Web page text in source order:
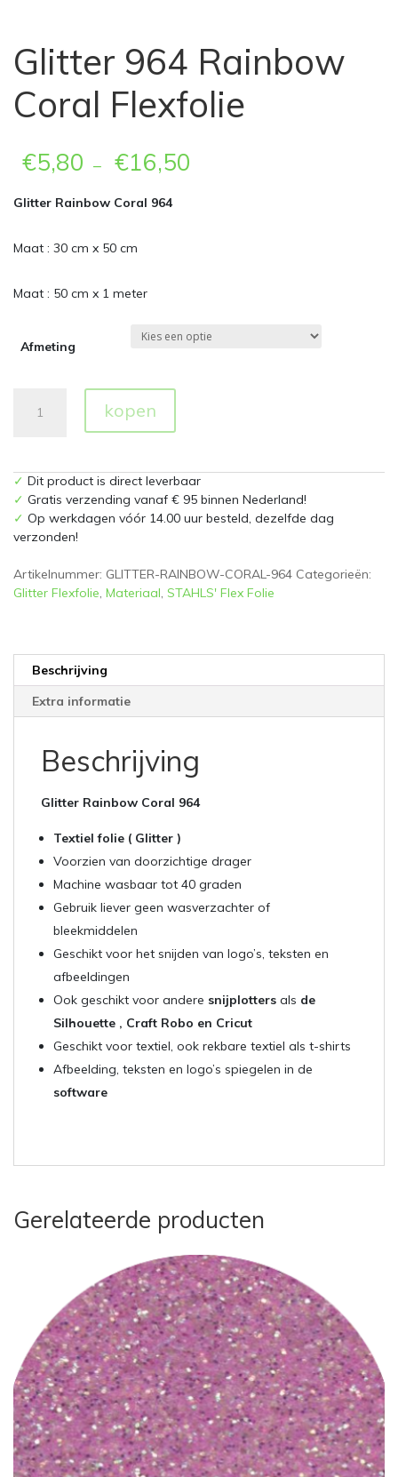
Glitter 964 Rainbow
Coral Flexfolie
€5,80 – €16,50
Glitter Rainbow Coral 964
Maat : 30 cm x 50 cm
Maat : 50 cm x 1 meter
Afmeting
Flexfolie
aantal
kopen
✓ Dit product is direct leverbaar
✓ Gratis verzending vanaf € 95 binnen Nederland!
✓ Op werkdagen vóór 14.00 uur besteld, dezelfde dag
verzonden!
Artikelnummer: GLITTER-RAINBOW-CORAL-964 Categorieën:
Glitter Flexfolie, Materiaal, STAHLS' Flex Folie
Beschrijving
Extra informatie
Beschrijving
Glitter Rainbow Coral 964
Textiel folie ( Glitter )
Voorzien van doorzichtige drager
Machine wasbaar tot 40 graden
Gebruik liever geen wasverzachter of
bleekmiddelen
Geschikt voor het snijden van logo’s, teksten en
afbeeldingen
Ook geschikt voor andere snijplotters als de
Silhouette , Craft Robo en Cricut
Geschikt voor textiel, ook rekbare textiel als t-shirts
Afbeelding, teksten en logo’s spiegelen in de
software
Gerelateerde producten